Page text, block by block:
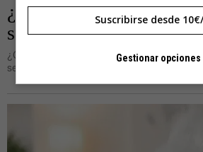
¿Por qué hemos
sobrevivir es igual a
¿Cuándo fue la última vez que
sentimos que el mundo se
Suscribirse desde
Gestionar opciones